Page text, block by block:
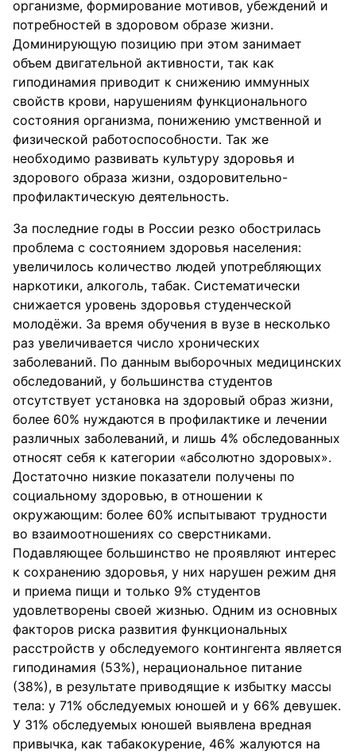
организме, формирование мотивов, убеждений и
потребностей в здоровом образе жизни.
Доминирующую позицию при этом занимает
объем двигательной активности, так как
гиподинамия приводит к снижению иммунных
свойств крови, нарушениям функционального
состояния организма, понижению умственной и
физической работоспособности. Так же
необходимо развивать культуру здоровья и
здорового образа жизни, оздоровительно-
профилактическую деятельность.
За последние годы в России резко обострилась
проблема с состоянием здоровья населения:
увеличилось количество людей употребляющих
наркотики, алкоголь, табак. Систематически
снижается уровень здоровья студенческой
молодёжи. За время обучения в вузе в несколько
раз увеличивается число хронических
заболеваний. По данным выборочных медицинских
обследований, у большинства студентов
отсутствует установка на здоровый образ жизни,
более 60% нуждаются в профилактике и лечении
различных заболеваний, и лишь 4% обследованных
относят себя к категории «абсолютно здоровых».
Достаточно низкие показатели получены по
социальному здоровью, в отношении к
окружающим: более 60% испытывают трудности
во взаимоотношениях со сверстниками.
Подавляющее большинство не проявляют интерес
к сохранению здоровья, у них нарушен режим дня
и приема пищи и только 9% студентов
удовлетворены своей жизнью. Одним из основных
факторов риска развития функциональных
расстройств у обследуемого контингента является
гиподинамия (53%), нерациональное питание
(38%), в результате приводящие к избытку массы
тела: у 71% обследуемых юношей и у 66% девушек.
У 31% обследуемых юношей выявлена вредная
привычка, как табакокурение, 46% жалуются на